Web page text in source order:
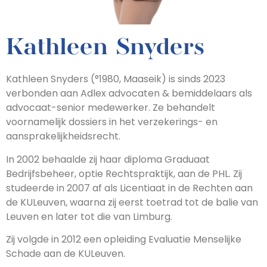
Kathleen Snyders
Kathleen Snyders (°1980, Maaseik) is sinds 2023
verbonden aan Adlex advocaten & bemiddelaars als
advocaat-senior medewerker. Ze behandelt
voornamelijk dossiers in het verzekerings- en
aansprakelijkheidsrecht.
In 2002 behaalde zij haar diploma Graduaat
Bedrijfsbeheer, optie Rechtspraktijk, aan de PHL. Zij
studeerde in 2007 af als Licentiaat in de Rechten aan
de KULeuven, waarna zij eerst toetrad tot de balie van
Leuven en later tot die van Limburg.
Zij volgde in 2012 een opleiding Evaluatie Menselijke
Schade aan de KULeuven.